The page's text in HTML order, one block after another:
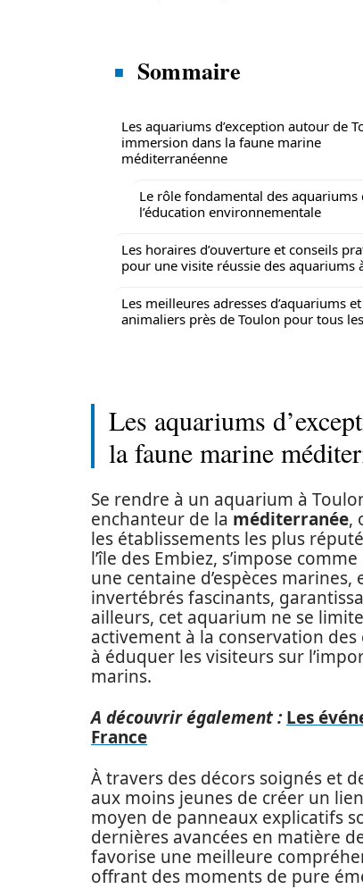
Sommaire
Les aquariums d’exception autour de
immersion dans la faune marine
méditerranéenne
Le rôle fondamental des aquariums
l’éducation environnementale
Les horaires d’ouverture et conseils
pour une visite réussie des aquariums
Les meilleures adresses d’aquariums
animaliers près de Toulon pour tous
Les aquariums
la faune marine
Se rendre à un aquarium à
enchanteur de la méditerranée,
les établissements les plus
l’île des Embiez, s’impose
une centaine d’espèces
invertébrés fascinants,
ailleurs, cet aquarium ne se
activement à la conservation
à éduquer les visiteurs sur
marins.
A découvrir également : Les
France
À travers des décors soignés et
aux moins jeunes de créer un
moyen de panneaux explicatifs
dernières avancées en matière
favorise une meilleure
offrant des moments de pure